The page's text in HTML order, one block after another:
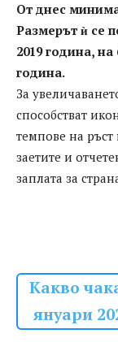
От днес
Размерът ѝ се
2019 година, на
година.
За
способстват
темпове на
заетите и
заплата за
Какво
януари